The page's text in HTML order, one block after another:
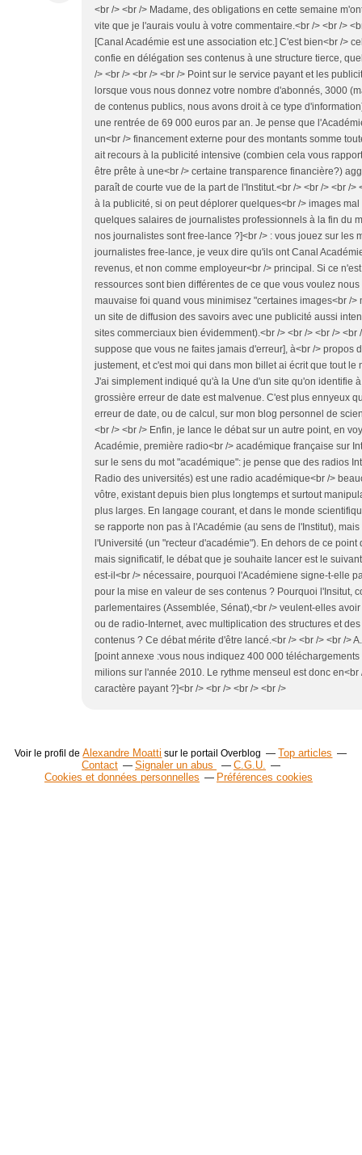
<br /> <br /> Madame, des obligations en cette semaine
vite que je l'aurais voulu à votre commentaire.<br /> <br />
[Canal Académie est une association etc.] C'est bien<br />
confie en délégation ses contenus à une structure tierce,
/> <br /> <br /> <br /> Point sur le service payant et les
lorsque vous nous donnez votre nombre d'abonnés, 3000
de contenus publics, nous avons droit à ce type
une rentrée de 69 000 euros par an. Je pense que
un<br /> financement externe pour des montants somme
ait recours à la publicité intensive (combien cela vous
être prête à une<br /> certaine transparence financière?)
paraît de courte vue de la part de l'Institut.<br /> <br /> <br />
à la publicité, si on peut déplorer quelques<br /> images
quelques salaires de journalistes professionnels à la fin du
nos journalistes sont free-lance ?]<br /> : vous jouez sur les
journalistes free-lance, je veux dire qu'ils ont Canal
revenus, et non comme employeur<br /> principal. Si ce
ressources sont bien différentes de ce que vous voulez
mauvaise foi quand vous minimisez "certaines images<br />
un site de diffusion des savoirs avec une publicité aussi
sites commerciaux bien évidemment).<br /> <br /> <br /> <br
suppose que vous ne faites jamais d'erreur], à<br /> propos
justement, et c'est moi qui dans mon billet ai écrit que tout le
J'ai simplement indiqué qu'à la Une d'un site qu'on identifie
grossière erreur de date est malvenue. C'est plus ennyeux
erreur de date, ou de calcul, sur mon blog personnel de
<br /> <br /> Enfin, je lance le débat sur un autre point, en
Académie, première radio<br /> académique française sur
sur le sens du mot "académique": je pense que des radios
Radio des universités) est une radio académique<br />
vôtre, existant depuis bien plus longtemps et surtout
plus larges. En langage courant, et dans le monde
se rapporte non pas à l'Académie (au sens de l'Institut),
l'Université (un "recteur d'académie"). En dehors de ce
mais significatif, le débat que je souhaite lancer est le
est-il<br /> nécessaire, pourquoi l'Académiene signe-t-elle
pour la mise en valeur de ses contenus ? Pourquoi l'Insitut,
parlementaires (Assemblée, Sénat),<br /> veulent-elles
ou de radio-Internet, avec multiplication des structures et
contenus ? Ce débat mérite d'être lancé.<br /> <br /> <br />
[point annexe :vous nous indiquez 400 000
milions sur l'année 2010. Le rythme menseul est donc en<br
caractère payant ?]<br /> <br /> <br /> <br />
Voir le profil deAlexandre Moatti sur le portail Overblog
Top articles
Contact
Signaler un abus
C.G.U.
Cookies et données personnelles
Préférences cookies